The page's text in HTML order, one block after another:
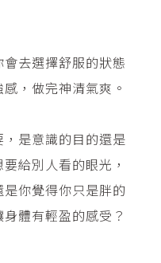
去選擇舒服的狀態
，做完神清氣爽。
是意識的目的還是
給別人看的眼光，
你覺得你只是胖的
體有輕盈的感受？